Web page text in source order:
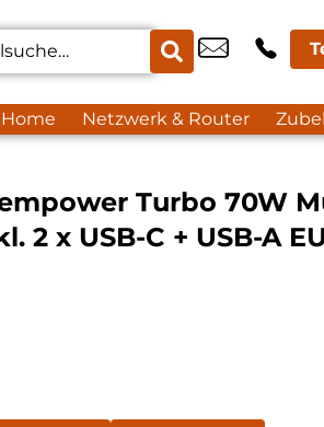
Netzwerk & Router
Turbo 70W
2 x USB-C + USB-A